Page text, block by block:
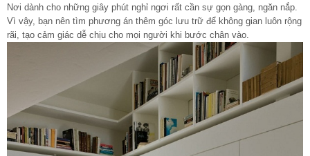
Nơi dành cho những giây phút nghỉ ngơi rất cần sự gọn gàng, ngăn nắp.
Vì vậy, bạn nên tìm phương án thêm góc lưu trữ để không gian luôn rộng
rãi, tạo cảm giác dễ chịu cho mọi người khi bước chân vào.